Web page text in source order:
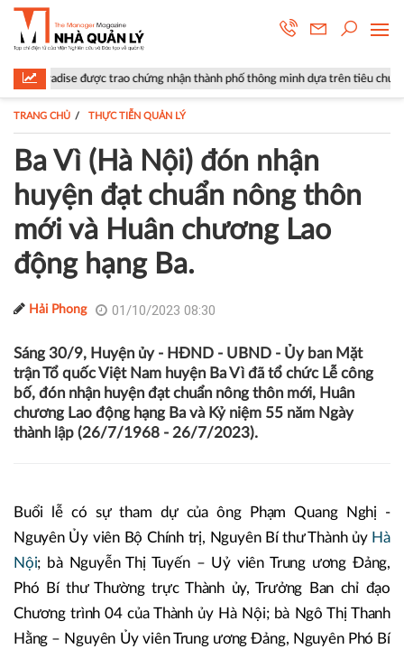
chứng nhận thành phố thông minh dựa trên tiêu chuẩn ISO 37122
TRANG CHỦ THỰC TIỄN QUẢN LÝ
Ba Vì (Hà Nội) đón nhận
huyện đạt chuẩn nông thôn
mới và Huân chương Lao
động hạng Ba.
Hải Phong 01/10/2023 08:30
bố, đón nhận huyện đạt chuẩn nông thôn mới, Huân
chương Lao động hạng Ba và Kỷ niệm 55 năm Ngày
thành lập (26/7/1968 - 26/7/2023).
Buổi lễ có sự tham dự của ông Phạm Quang Nghị -